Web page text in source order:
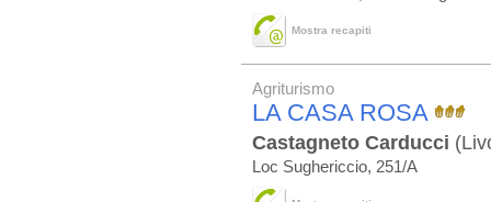
Mostra recapiti
Agriturismo
LA CASA ROSA
Castagneto Carducci
Loc Sughericcio, 251/A